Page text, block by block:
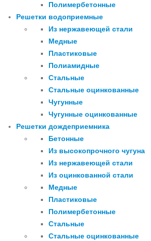
Полимербетонные
Решетки водоприемные
Из нержавеющей стали
Медные
Пластиковые
Полиамидные
Стальные
Стальные оцинкованные
Чугунные
Чугунные оцинкованные
Решетки дождеприемника
Бетонные
Из высокопрочного чугуна
Из нержавеющей стали
Из оцинкованной стали
Медные
Пластиковые
Полимербетонные
Стальные
Стальные оцинкованные